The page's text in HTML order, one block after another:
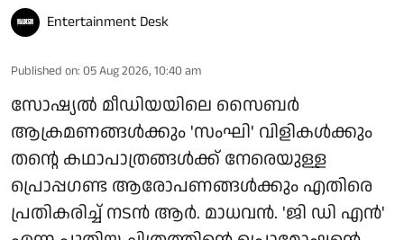
Entertainment Desk
Published on: 05 Aug 2026, 10:40 am
സോഷ്യൽ മീഡിയയിലെ സൈബർ
ആക്രമണങ്ങൾക്കും 'സംഘി' വിളികൾക്കും
തന്റെ കഥാപാത്രങ്ങൾക്ക് നേരെയുള്ള
പ്രൊപ്പഗണ്ട ആരോപണങ്ങൾക്കും എതിരെ
പ്രതികരിച്ച് നടൻ ആർ. മാധവൻ. 'ജി ഡി എൻ'